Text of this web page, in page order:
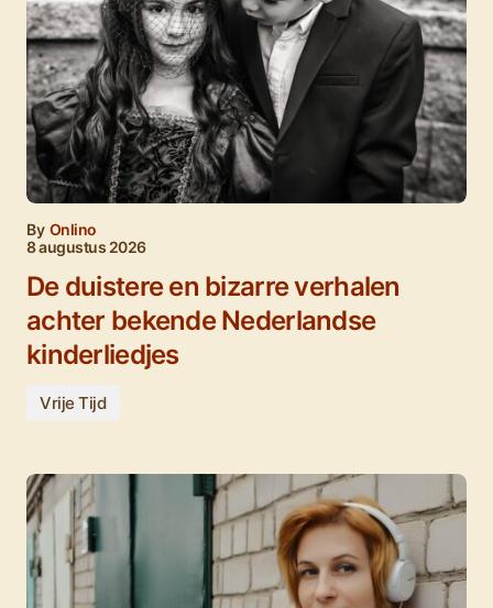
By Onlino
8 augustus 2026
De duistere en bizarre verhalen
achter bekende Nederlandse
kinderliedjes
Vrije Tijd